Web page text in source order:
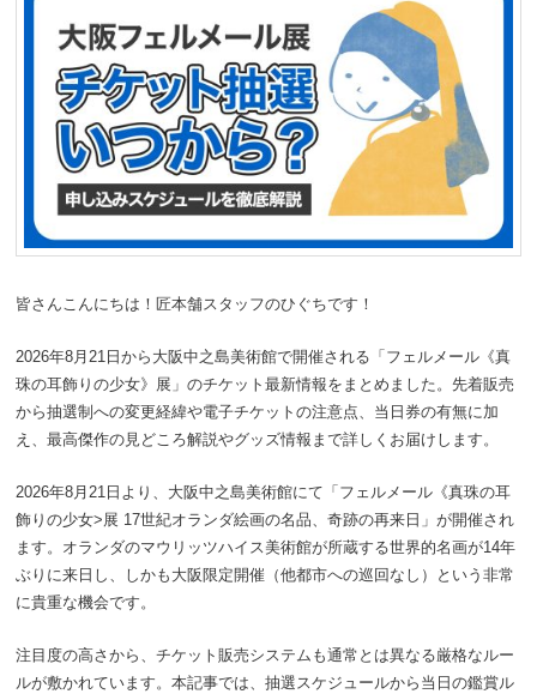
皆さんこんにちは！匠本舗スタッフのひぐちです！
2026年8月21日から大阪中之島美術館で開催される「フェルメール《真
珠の耳飾りの少女》展」のチケット最新情報をまとめました。先着販売
から抽選制への変更経緯や電子チケットの注意点、当日券の有無に加
え、最高傑作の見どころ解説やグッズ情報まで詳しくお届けします。
2026年8月21日より、大阪中之島美術館にて「フェルメール《真珠の耳
飾りの少女>展 17世紀オランダ絵画の名品、奇跡の再来日」が開催され
ます。オランダのマウリッツハイス美術館が所蔵する世界的名画が14年
ぶりに来日し、しかも大阪限定開催（他都市への巡回なし）という非常
に貴重な機会です。
注目度の高さから、チケット販売システムも通常とは異なる厳格なルー
ルが敷かれています。本記事では、抽選スケジュールから当日の鑑賞ル